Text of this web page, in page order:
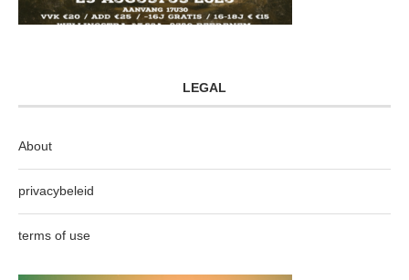
LEGAL
About
privacybeleid
terms of use